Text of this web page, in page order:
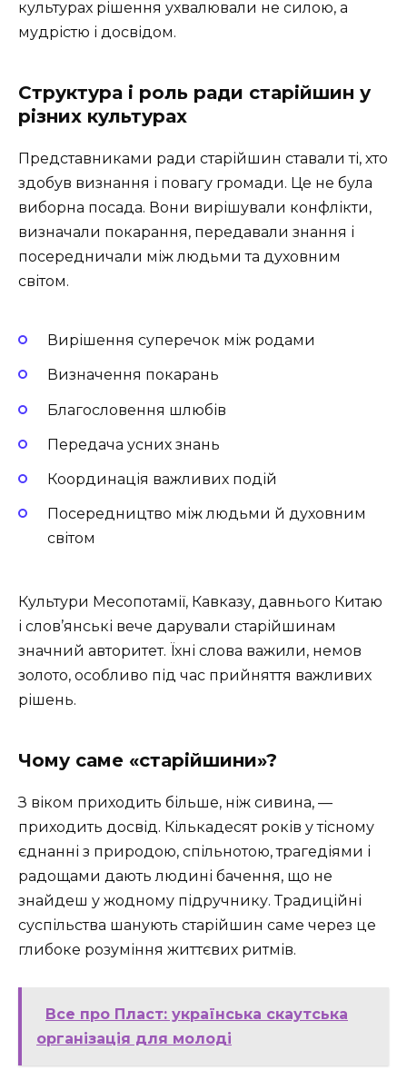
культурах рішення ухвалювали не силою, а
мудрістю і досвідом.
Структура і роль ради старійшин у
різних культурах
Представниками ради старійшин ставали ті, хто
здобув визнання і повагу громади. Це не була
виборна посада. Вони вирішували конфлікти,
визначали покарання, передавали знання і
посередничали між людьми та духовним
світом.
Вирішення суперечок між родами
Визначення покарань
Благословення шлюбів
Передача усних знань
Координація важливих подій
Посередництво між людьми й духовним
світом
Культури Месопотамії, Кавказу, давнього Китаю
і слов’янські вече дарували старійшинам
значний авторитет. Їхні слова важили, немов
золото, особливо під час прийняття важливих
рішень.
Чому саме «старійшини»?
З віком приходить більше, ніж сивина, —
приходить досвід. Кількадесят років у тісному
єднанні з природою, спільнотою, трагедіями і
радощами дають людині бачення, що не
знайдеш у жодному підручнику. Традиційні
суспільства шанують старійшин саме через це
глибоке розуміння життєвих ритмів.
Все про Пласт: українська скаутська
організація для молоді